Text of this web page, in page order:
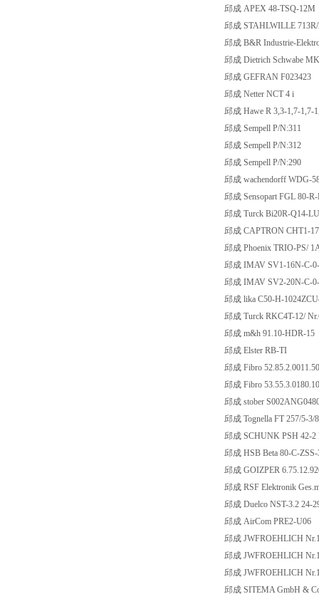
邱成 APEX 48-TSQ-12M
邱成 STAHLWILLE
邱成 B&R Industrie-
邱成 Dietrich Schwabe
邱成 GEFRAN F023423
邱成 Netter NCT 4 i
邱成 Hawe R 3,3-1,7-1,7-
邱成 Sempell P/N:311
邱成 Sempell P/N:312
邱成 Sempell P/N:290
邱成 wachendorff WDG-
邱成 Sensopart FGL 80-
邱成 Turck Bi20R-Q14-
邱成 CAPTRON CHT1-
邱成 Phoenix TRIO-PS/
邱成 IMAV SV1-16N-C-
邱成 IMAV SV2-20N-C-
邱成 lika C50-H-
邱成 Turck RKC4T-12/
邱成 m&h 91.10-HDR-15
邱成 Elster RB-TI
邱成 Fibro
邱成 Fibro
邱成 stober
邱成 Tognella FT 257/5-3/8
邱成 SCHUNK PSH 42-2
邱成 HSB Beta 80-C-
邱成 GOIZPER
邱成 RSF Elektronik
邱成 Duelco NST-3.2 24-
邱成 AirCom PRE2-U06
邱成 JWFROEHLICH
邱成 JWFROEHLICH
邱成 JWFROEHLICH
邱成 SITEMA GmbH &